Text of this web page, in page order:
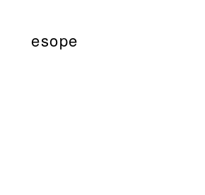
esope